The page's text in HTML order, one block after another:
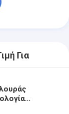
Για